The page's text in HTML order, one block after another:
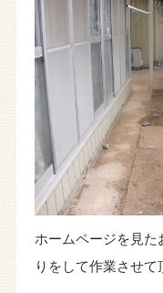
ホームページを見
りをして作業させて